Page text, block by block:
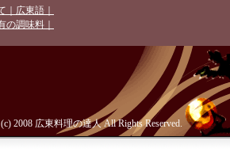
｜広東語｜
の調味料｜
2008 広東料理の達人 All Rights Reserved.